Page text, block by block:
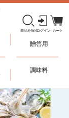
贈答用
調味料